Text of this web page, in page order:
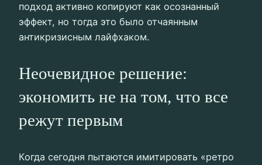
подход активно копируют как осознанный
эффект, но тогда это было отчаянным
антикризисным лайфхаком.
Неочевидное решение:
экономить не на том, что все
режут первым
Когда сегодня пытаются имитировать «ретро